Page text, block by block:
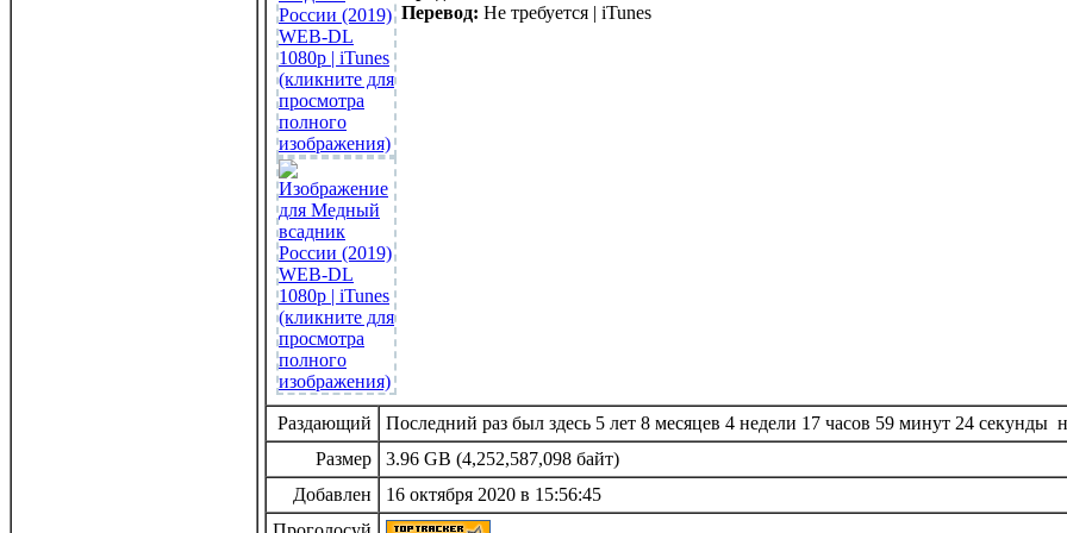
Перевод: Не требуется | iTunes
Раздающий
Последний раз был здесь 5 лет 8 месяцев 4 недели 17 часов 59 минут 24 секунды
Размер
3.96 GB (4,252,587,098 байт)
Добавлен
16 октября 2020 в 15:56:45